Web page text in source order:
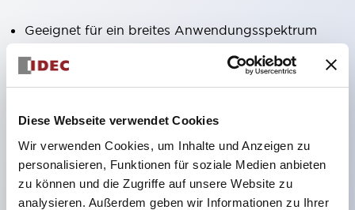
Diese Webseite verwendet Cookies
Wir verwenden Cookies, um Inhalte und Anzeigen zu
personalisieren, Funktionen für soziale Medien anbieten
zu können und die Zugriffe auf unsere Website zu
analysieren. Außerdem geben wir Informationen zu Ihrer
Geeignet für ein breites Anwendungsspektrum
von der Konsumelektronik bis zum FA-Bereich
LED-Beleuchtungseinheit mit integriertem
LED-Lampenkörper
Schutzarten IP40 und IP65 vollständig verfügbar
(IEC 60529)
UL- und CSA-zertifiziert. Entspricht EN (Europa)